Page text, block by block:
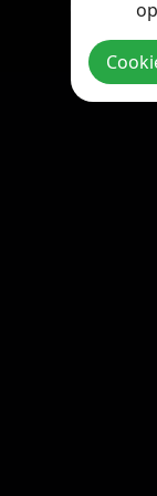
Copyright ©